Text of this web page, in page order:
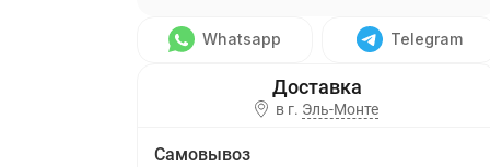
Whatsapp Telegram
в г. Эль-Монте
Самовывоз